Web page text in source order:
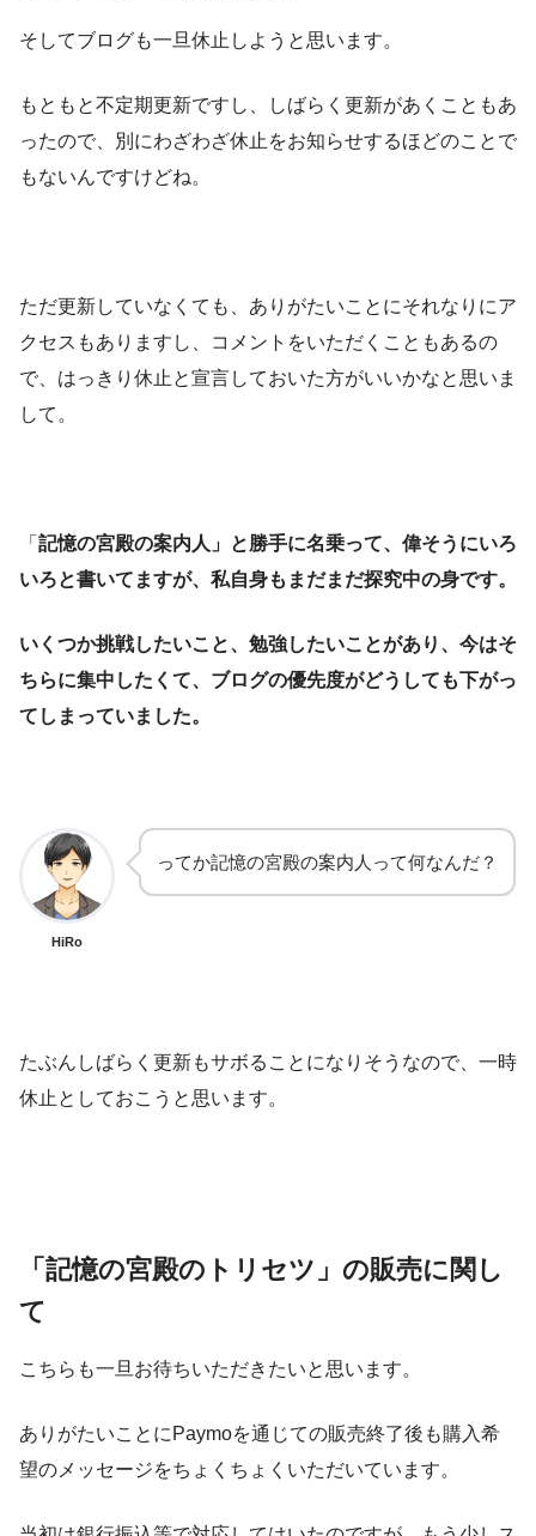
そしてブログも一旦休止しようと思います。
もともと不定期更新ですし、しばらく更新があくこともあ
ったので、別にわざわざ休止をお知らせするほどのことで
もないんですけどね。
ただ更新していなくても、ありがたいことにそれなりにア
クセスもありますし、コメントをいただくこともあるの
で、はっきり休止と宣言しておいた方がいいかなと思いま
して。
「 記憶の宮殿の案内人」と勝手に名乗って、偉そうにいろ
いろと書いてますが、 私自身もまだまだ探究中の身です。
いくつか挑戦したいこと、勉強したいことがあり、今はそ
ちらに集中したくて、 ブログの優先度がどうしても下がっ
てしまっていました。
HiRo
ってか記憶の宮殿の案内人って何なんだ？
たぶんしばらく更新もサボることになりそうなので、一時
休止としておこうと思います。
「記憶の宮殿のトリセツ」の販売に関し
て
こちらも一旦お待ちいただきたいと思います。
ありがたいことにPaymoを通じての販売終了後も購入希
望のメッセージをちょくちょくいただいています。